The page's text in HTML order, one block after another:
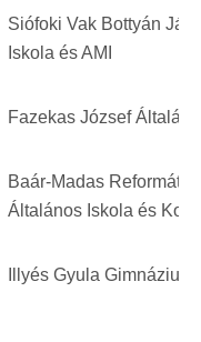
Siófoki Vak Bottyán
Iskola és AMI
Fazekas József
Baár-Madas
Általános Iskola és
Illyés Gyula Gimnázium